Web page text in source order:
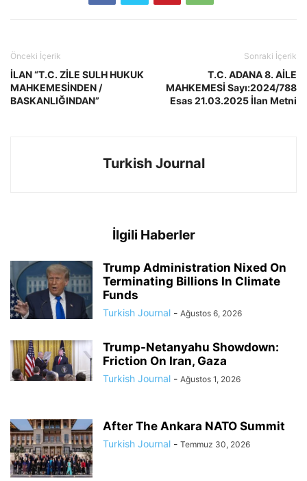
Önceki İçerik
İLAN “T.C. ZİLE SULH HUKUK
MAHKEMESİNDEN /
BASKANLIĞINDAN”
Sonraki İçerik
T.C. ADANA 8. AİLE
MAHKEMESİ Sayı:2024/788
Esas 21.03.2025 İlan Metni
Turkish Journal
İlgili Haberler
Trump Administration Nixed On
Terminating Billions In Climate
Funds
Turkish Journal - Ağustos 6, 2026
Trump-Netanyahu Showdown:
Friction On Iran, Gaza
Turkish Journal - Ağustos 1, 2026
After The Ankara NATO Summit
Turkish Journal - Temmuz 30, 2026